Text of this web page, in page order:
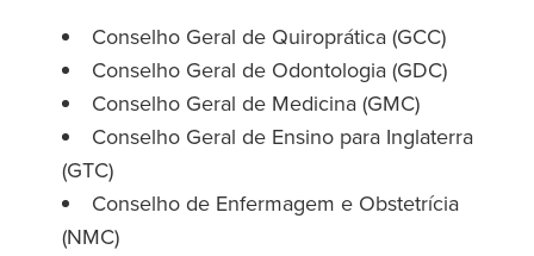
Conselho Geral de Quiroprática (GCC)
Conselho Geral de Odontologia (GDC)
Conselho Geral de Medicina (GMC)
Conselho Geral de Ensino para Inglaterra
(GTC)
Conselho de Enfermagem e Obstetrícia
(NMC)